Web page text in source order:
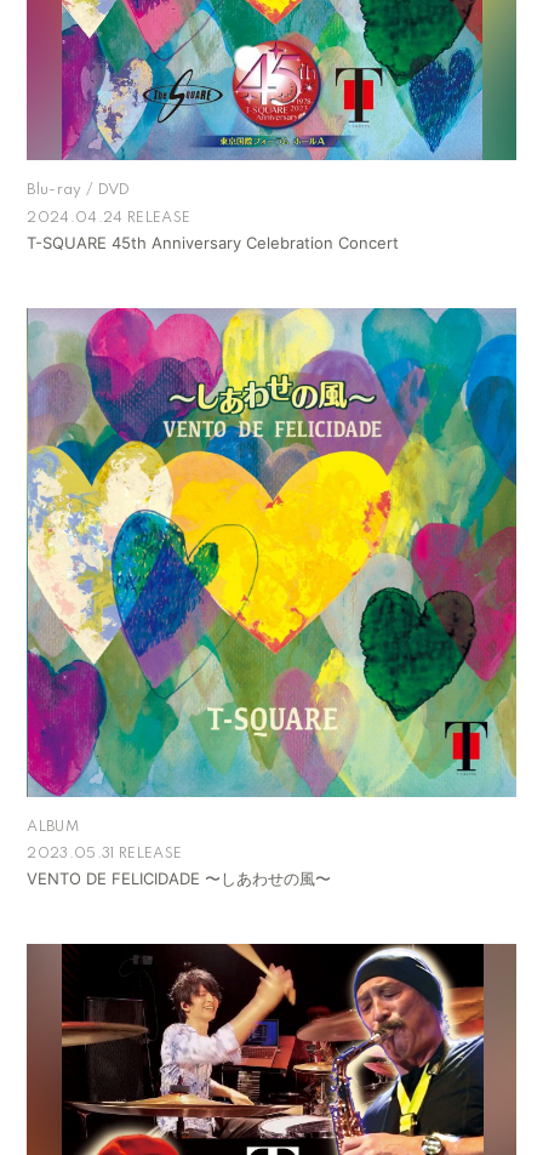
Blu-ray / DVD
2024.04.24 RELEASE
T-SQUARE 45th Anniversary Celebration Concert
ALBUM
2023.05.31 RELEASE
VENTO DE FELICIDADE 〜しあわせの風〜